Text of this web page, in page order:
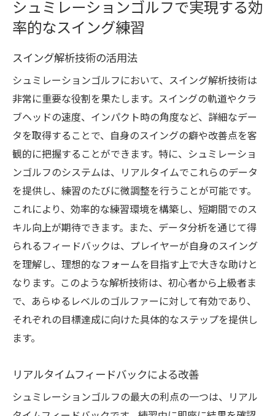
シュミレーションゴルフで実現する効
率的なスイング練習
スイング解析技術の活用法
シュミレーションゴルフにおいて、スイング解析技術は
非常に重要な役割を果たします。スイングの軌道やクラ
ブヘッドの速度、インパクト時の角度など、詳細なデー
タを取得することで、自身のスイングの癖や改善点を客
観的に把握することができます。特に、シュミレーショ
ンゴルフのシステムは、リアルタイムでこれらのデータ
を提供し、練習のたびに微調整を行うことが可能です。
これにより、効率的な練習環境を構築し、短期間でのス
キル向上が期待できます。また、データ分析を通じて得
られるフィードバックは、プレイヤーが自身のスイング
を理解し、理想的なフォームを目指す上で大きな助けと
なります。このような解析技術は、初心者から上級者ま
で、あらゆるレベルのゴルファーに対して有効であり、
それぞれの目標達成に向けた具体的なステップを提供し
ます。
リアルタイムフィードバックによる改善
シュミレーションゴルフの最大の利点の一つは、リアル